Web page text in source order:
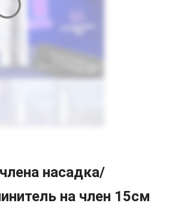
насадка/
на член 15см